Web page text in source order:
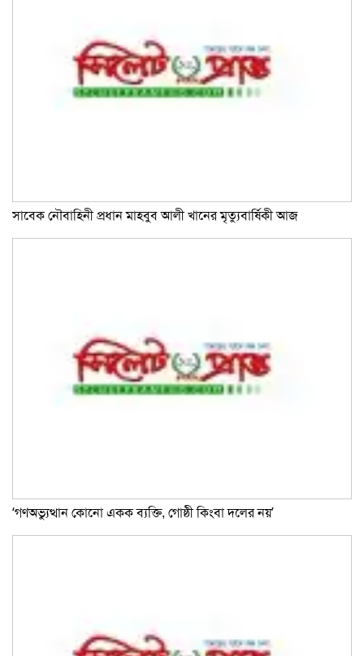
সাবেক নৌবাহিনী প্রধান মাহবুব আলী খানের মৃত্যুবার্ষিকী আজ
‘গণঅভ্যুত্থান কোনো একক ব্যক্তি, গোষ্ঠী কিংবা দলের নয়’